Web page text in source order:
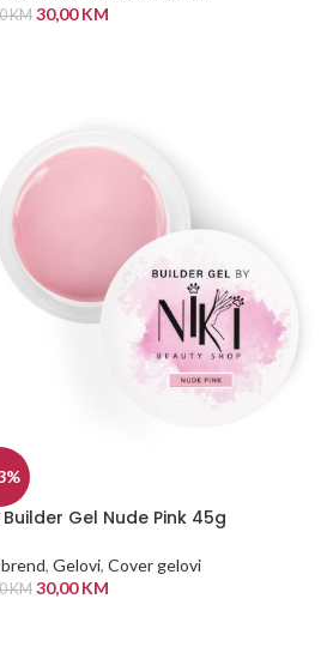
KM 30,00KM
Builder Gel Nude Pink 45g
, Gelovi, Cover gelovi
KM 30,00KM